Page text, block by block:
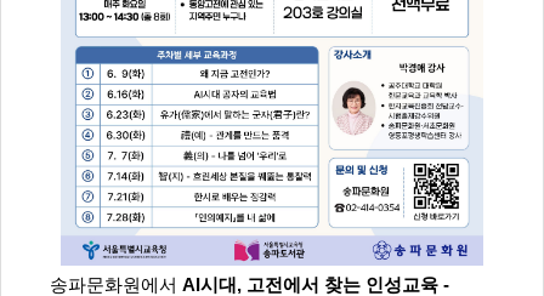
송파문화원에서 AI시대, 고전에서 찾는 인성교육 -